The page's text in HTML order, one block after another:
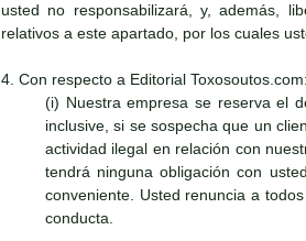
usted no responsabilizará, y, además,
relativos a este apartado, por los cuales
4. Con respecto a Editorial Toxosoutos.com:
(i) Nuestra empresa se reserva el
inclusive, si se sospecha que un
actividad ilegal en relación con
tendrá ninguna obligación con
conveniente. Usted renuncia a
conducta.